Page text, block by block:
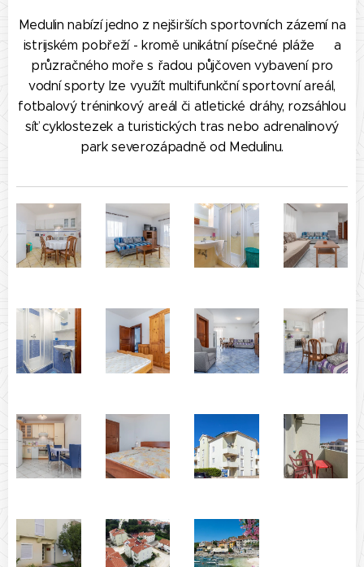
Medulin nabízí jedno z nejširších sportovních zázemí na
istrijském pobřeží - kromě unikátní písečné pláže a
průzračného moře s řadou půjčoven vybavení pro
vodní sporty lze využít multifunkční sportovní areál,
fotbalový tréninkový areál či atletické dráhy, rozsáhlou
síť cyklostezek a turistických tras nebo adrenalinový
park severozápadně od Medulinu.